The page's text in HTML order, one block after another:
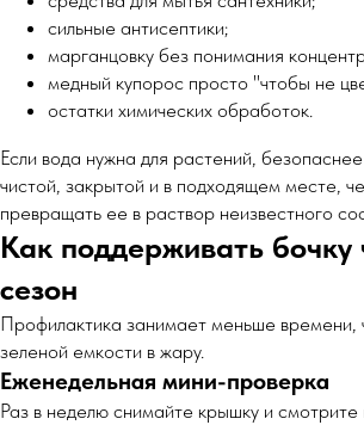
сильные антисептики;
марганцовку без понимания
медный купорос просто "чтобы не
остатки химических обработок.
Если вода нужна для растений,
чистой, закрытой и в подходящем месте,
превращать ее в раствор неизвестного
Как поддерживать бочку
сезон
Профилактика занимает меньше времени,
зеленой емкости в жару.
Еженедельная мини-проверка
Раз в неделю снимайте крышку и смотрите